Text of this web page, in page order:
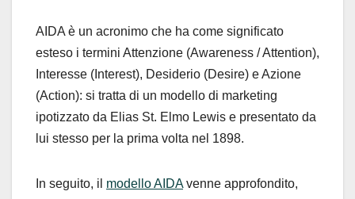
AIDA è un acronimo che ha come significato
esteso i termini Attenzione (Awareness / Attention),
Interesse (Interest), Desiderio (Desire) e Azione
(Action): si tratta di un modello di marketing
ipotizzato da Elias St. Elmo Lewis e presentato da
lui stesso per la prima volta nel 1898.
In seguito, il modello AIDAvenne approfondito,